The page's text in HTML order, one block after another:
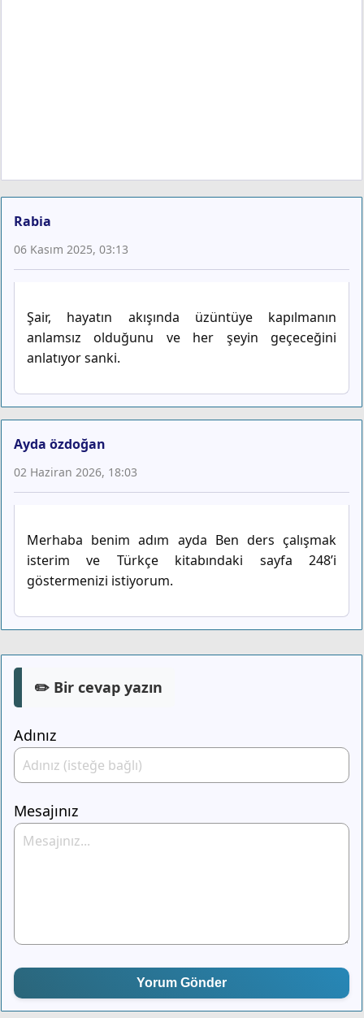
Rabia
06 Kasım 2025, 03:13
Şair, hayatın akışında üzüntüye kapılmanın
anlamsız olduğunu ve her şeyin geçeceğini
anlatıyor sanki.
Ayda özdoğan
02 Haziran 2026, 18:03
Merhaba benim adım ayda Ben ders çalışmak
isterim ve Türkçe kitabındaki sayfa 248’i
göstermenizi istiyorum.
✏️ Bir cevap yazın
Adınız
Mesajınız
Yorum Gönder